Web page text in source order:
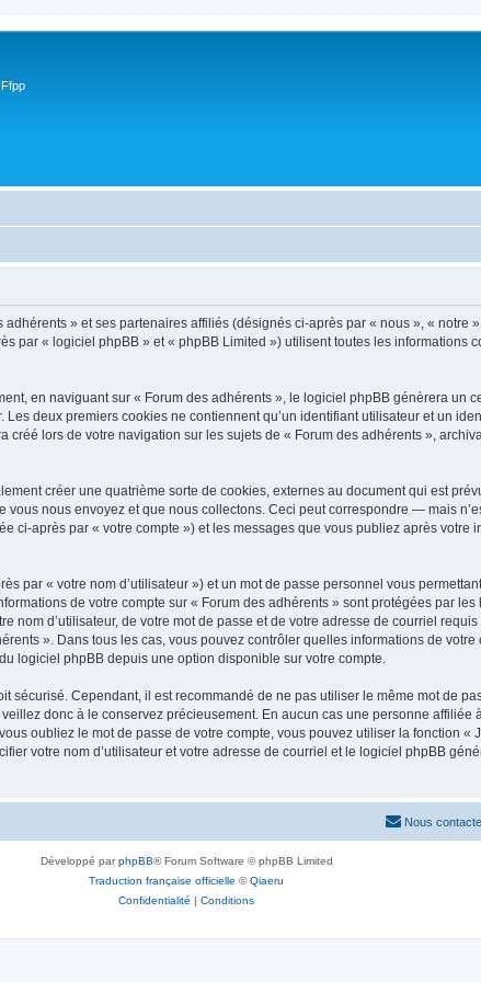
» et ses partenaires affiliés (désignés ci-après par « nous », « notre
par « logiciel phpBB » et « phpBB Limited ») utilisent toutes les informations
en naviguant sur « Forum des adhérents », le logiciel phpBB génèrera un
deux premiers cookies ne contiennent qu’un identifiant utilisateur et un
lors de votre navigation sur les sujets de « Forum des adhérents »,
créer une quatrième sorte de cookies, externes au document qui est
vous nous envoyez et que nous collectons. Ceci peut correspondre — mais
ci-après par « votre compte ») et les messages que vous publiez après
par « votre nom d’utilisateur ») et un mot de passe personnel vous
de votre compte sur « Forum des adhérents » sont protégées par
nom d’utilisateur, de votre mot de passe et de votre adresse de courriel
». Dans tous les cas, vous pouvez contrôler quelles informations de
logiciel phpBB depuis une option disponible sur votre compte.
sécurisé. Cependant, il est recommandé de ne pas utiliser le même mot de
donc à le conservez précieusement. En aucun cas une personne affiliée
oubliez le mot de passe de votre compte, vous pouvez utiliser la fonction «
votre nom d’utilisateur et votre adresse de courriel et le logiciel phpBB
Nous
Développé parphpBB® Forum Software © phpBB Limited
Traduction française officielle ©Qiaeru
Confidentialité | Conditions